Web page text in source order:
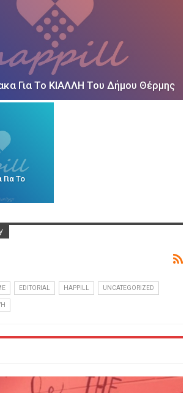
Για Το ΚΙΑΛΛΗ Του Δήμου Θέρμης
Το
EDITORIAL HAPPILL UNCATEGORIZED